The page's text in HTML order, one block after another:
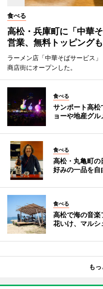
食べる
高松・兵庫町に「中華
営業、無料トッピングも
ラーメン店「中華そばサービス
商店街にオープンした。
食べる
サンポート高
ョーや地産グル
食べる
高松・丸亀町
好みの一品を自
食べる
高松で海の音
花いけ、マルシ
も